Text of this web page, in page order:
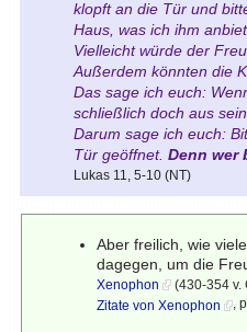
klopft an die Tür und
Haus, was ich ihm
Vielleicht würde der
Außerdem könnten die
Das sage ich euch:
schließlich doch aus
Darum sage ich euch:
Tür geöffnet. Denn wer
Lukas 11, 5-10 (NT)
Aber freilich, wie
dagegen, um die
Xenophon
(430-354 v.
Zitate von Xenophon
,